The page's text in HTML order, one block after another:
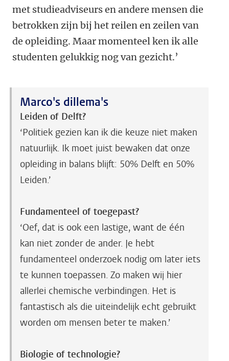
met studieadviseurs en andere mensen die
betrokken zijn bij het reilen en zeilen van
de opleiding. Maar momenteel ken ik alle
studenten gelukkig nog van gezicht.’
Marco's dillema's
Leiden of Delft?
‘Politiek gezien kan ik die keuze niet maken
natuurlijk. Ik moet juist bewaken dat onze
opleiding in balans blijft: 50% Delft en 50%
Leiden.’
Fundamenteel of toegepast?
‘Oef, dat is ook een lastige, want de één
kan niet zonder de ander. Je hebt
fundamenteel onderzoek nodig om later iets
te kunnen toepassen. Zo maken wij hier
allerlei chemische verbindingen. Het is
fantastisch als die uiteindelijk echt gebruikt
worden om mensen beter te maken.’
Biologie of technologie?